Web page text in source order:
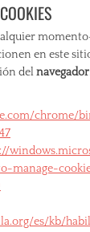
en este
delnavegador
chrome/
manage-
es/kb/